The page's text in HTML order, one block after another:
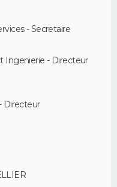
- Secretaire
Ingenierie - Directeur
Directeur